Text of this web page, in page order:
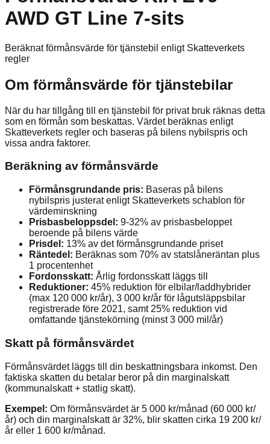
AWD GT Line 7-sits
Beräknat förmånsvärde för tjänstebil enligt Skatteverkets
regler
Om förmånsvärde för tjänstebilar
När du har tillgång till en tjänstebil för privat bruk räknas detta
som en förmån som beskattas. Värdet beräknas enligt
Skatteverkets regler och baseras på bilens nybilspris och
vissa andra faktorer.
Beräkning av förmånsvärde
Förmånsgrundande pris: Baseras på bilens
nybilspris justerat enligt Skatteverkets schablon för
värdeminskning
Prisbasbeloppsdel: 9-32% av prisbasbeloppet
beroende på bilens värde
Prisdel: 13% av det förmånsgrundande priset
Räntedel: Beräknas som 70% av statslåneräntan plus
1 procentenhet
Fordonsskatt: Årlig fordonsskatt läggs till
Reduktioner: 45% reduktion för elbilar/laddhybrider
(max 120 000 kr/år), 3 000 kr/år för lågutsläppsbilar
registrerade före 2021, samt 25% reduktion vid
omfattande tjänstekörning (minst 3 000 mil/år)
Skatt på förmånsvärdet
Förmånsvärdet läggs till din beskattningsbara inkomst. Den
faktiska skatten du betalar beror på din marginalskatt
(kommunalskatt + statlig skatt).
Exempel: Om förmånsvärdet är 5 000 kr/månad (60 000 kr/
år) och din marginalskatt är 32%, blir skatten cirka 19 200 kr/
år eller 1 600 kr/månad.